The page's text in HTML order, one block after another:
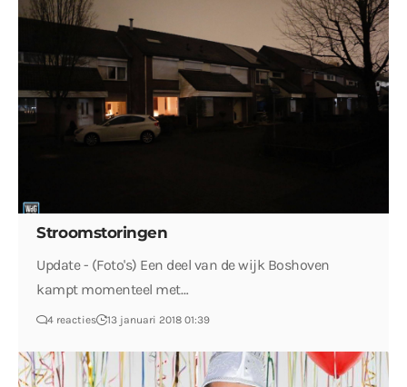
Stroomstoringen
Update - (Foto's) Een deel van de wijk Boshoven
kampt momenteel met…
4 reacties 13 januari 2018 01:39